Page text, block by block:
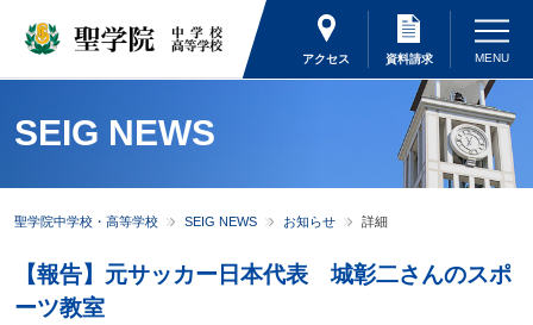
アクセス 資料請求
SEIG NEWS
聖学院中学校・高等学校 SEIG NEWS お知らせ 詳細
【報告】元サッカー日本代表 城彰二さんのスポ
ーツ教室